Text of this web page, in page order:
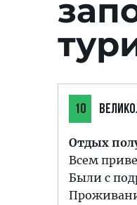
10
Отдых
Всем
Были с